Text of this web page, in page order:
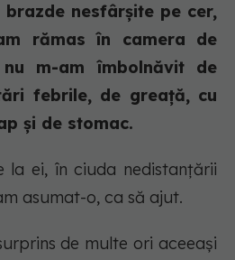
nesfârșite pe cer,
rămas în camera de
m-am îmbolnăvit de
febrile, de greață, cu
și de stomac.
la ei, în ciuda nedistanțării
asumat-o, ca să ajut.
de multe ori aceeași